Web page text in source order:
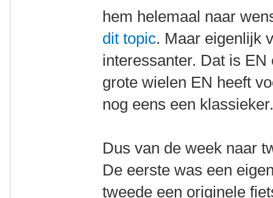
hem helemaal naar
dit topic. Maar eigenlijk
interessanter. Dat is
grote wielen EN heeft
nog eens een
Dus van de week naar
De eerste was een
tweede een originele